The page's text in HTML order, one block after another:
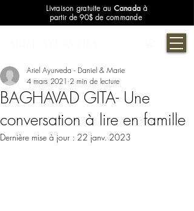
Livraison gratuite au Canada à
partir de 90$ de commande
BAGHAVAD GITA- Une
conversation à lire en famille
Ariel Ayurveda - Daniel & Marie
4 mars 2021 2 min de lecture
Dernière mise à jour : 22 janv. 2023